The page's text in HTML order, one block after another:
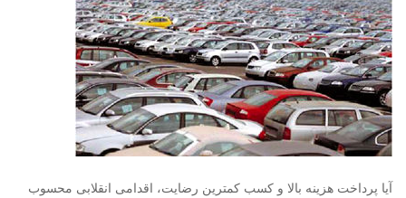
آیا پرداخت هزینه بالا و کسب کمترین رضایت، اقدامی انقلابی محسوب